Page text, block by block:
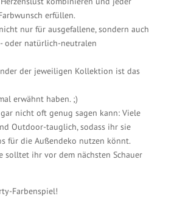
erfüllen.
nur für ausgefallene, sondern auch
oder natürlich-neutralen
der jeweiligen Kollektion ist das
erwähnt haben. ;)
nicht oft genug sagen kann: Viele
Outdoor-tauglich, sodass ihr sie
für die Außendeko nutzen könnt.
solltet ihr vor dem nächsten Schauer
Farbenspiel!